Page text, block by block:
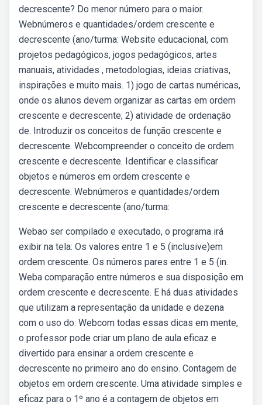
decrescente? Do menor número para o maior.
Webnúmeros e quantidades/ordem crescente e
decrescente (ano/turma: Website educacional, com
projetos pedagógicos, jogos pedagógicos, artes
manuais, atividades , metodologias, ideias criativas,
inspirações e muito mais. 1) jogo de cartas numéricas,
onde os alunos devem organizar as cartas em ordem
crescente e decrescente; 2) atividade de ordenação
de. Introduzir os conceitos de função crescente e
decrescente. Webcompreender o conceito de ordem
crescente e decrescente. Identificar e classificar
objetos e números em ordem crescente e
decrescente. Webnúmeros e quantidades/ordem
crescente e decrescente (ano/turma:
Webao ser compilado e executado, o programa irá
exibir na tela: Os valores entre 1 e 5 (inclusive)em
ordem crescente. Os números pares entre 1 e 5 (in.
Weba comparação entre números e sua disposição em
ordem crescente e decrescente. E há duas atividades
que utilizam a representação da unidade e dezena
com o uso do. Webcom todas essas dicas em mente,
o professor pode criar um plano de aula eficaz e
divertido para ensinar a ordem crescente e
decrescente no primeiro ano do ensino. Contagem de
objetos em ordem crescente. Uma atividade simples e
eficaz para o 1º ano é a contagem de objetos em